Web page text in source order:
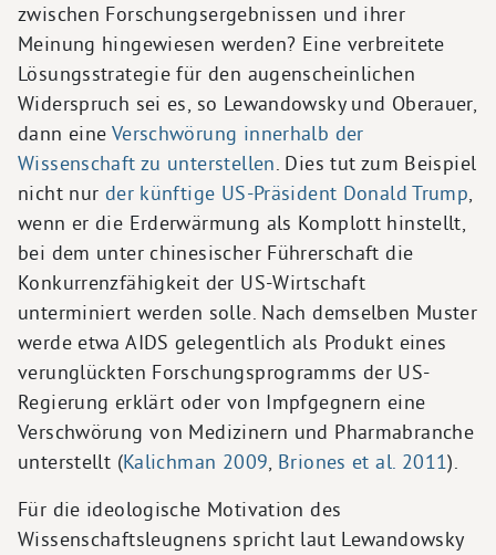
zwischen Forschungsergebnissen und ihrer
Meinung hingewiesen werden? Eine verbreitete
Lösungsstrategie für den augenscheinlichen
Widerspruch sei es, so Lewandowsky und Oberauer,
dann eine Verschwörung innerhalb der
Wissenschaft zu unterstellen. Dies tut zum Beispiel
nicht nur der künftige US-Präsident Donald Trump,
wenn er die Erderwärmung als Komplott hinstellt,
bei dem unter chinesischer Führerschaft die
Konkurrenzfähigkeit der US-Wirtschaft
unterminiert werden solle. Nach demselben Muster
werde etwa AIDS gelegentlich als Produkt eines
verunglückten Forschungsprogramms der US-
Regierung erklärt oder von Impfgegnern eine
Verschwörung von Medizinern und Pharmabranche
unterstellt (Kalichman 2009, Briones et al. 2011).
Für die ideologische Motivation des
Wissenschaftsleugnens spricht laut Lewandowsky